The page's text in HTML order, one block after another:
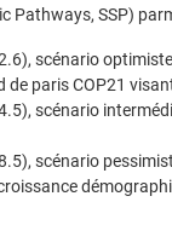
Pathways, SSP)
scénario
de paris COP21
scénario
scénario